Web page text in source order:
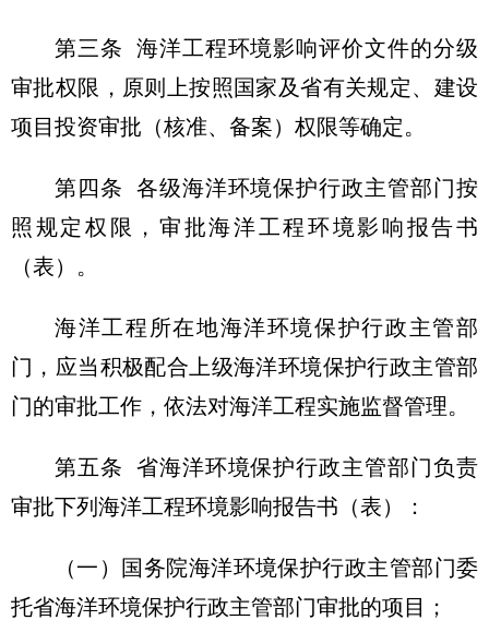
第三条 海洋工程环境影响评价文件的分级
审批权限，原则上按照国家及省有关规定、建设
项目投资审批（核准、备案）权限等确定。
第四条 各级海洋环境保护行政主管部门按
照规定权限，审批海洋工程环境影响报告书
（表）。
海洋工程所在地海洋环境保护行政主管部
门，应当积极配合上级海洋环境保护行政主管部
门的审批工作，依法对海洋工程实施监督管理。
第五条 省海洋环境保护行政主管部门负责
审批下列海洋工程环境影响报告书（表）：
（一）国务院海洋环境保护行政主管部门委
托省海洋环境保护行政主管部门审批的项目；